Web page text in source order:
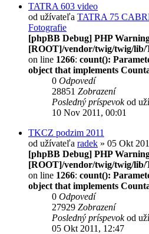
TATRA 603 video
od užívateľa TATRA 75
Fotografie
[phpBB Debug] PHP
[ROOT]/vendor/twig/twig/lib/
on line 1266: count():
object that implements
0 Odpovedí
28851 Zobrazení
Posledný príspevokod
10 Nov 2011, 00:01
TKCZ podzim 2011
od užívateľa radek » 05 Okt
[phpBB Debug] PHP
[ROOT]/vendor/twig/twig/lib/
on line 1266: count():
object that implements
0 Odpovedí
27929 Zobrazení
Posledný príspevokod
05 Okt 2011, 12:47